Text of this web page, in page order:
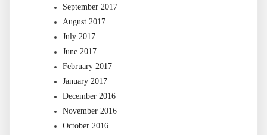
September 2017
August 2017
July 2017
June 2017
February 2017
January 2017
December 2016
November 2016
October 2016